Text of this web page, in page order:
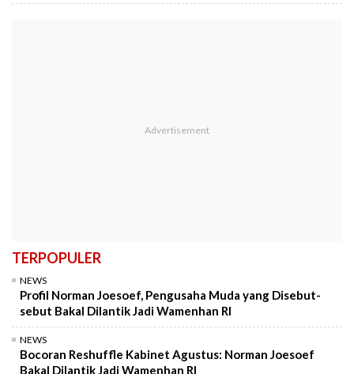
TERPOPULER
NEWS
Profil Norman Joesoef, Pengusaha Muda yang Disebut-
sebut Bakal Dilantik Jadi Wamenhan RI
NEWS
Bocoran Reshuffle Kabinet Agustus: Norman Joesoef
Bakal Dilantik Jadi Wamenhan RI